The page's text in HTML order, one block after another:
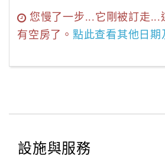
您慢了一步...它剛被訂走...
有空房了。 點此查看其他日期
設施與服務